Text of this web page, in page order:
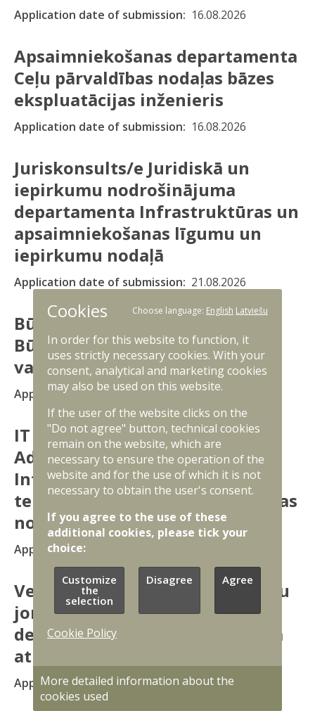
Application date of submission 16.08.2026
Apsaimniekošanas departamenta
Ceļu pārvaldības nodaļas bāzes
ekspluatācijas inženieris
Application date of submission 16.08.2026
Juriskonsults/e Juridiskā un
iepirkumu nodrošinājuma
departamenta Infrastruktūras un
apsaimniekošanas līgumu un
iepirkumu nodaļā
Application date of submission 21.08.2026
Būvniecības departamenta
Būvprojektu izstrādes nodaļas
vadītājs – arhitekts
Application date of submission 23.08.2026
IT sistēmu administrators
Administratīvais departaments
Informācijas un komunikācijas
tehnoloģiju (IKT) procesu vadības
nodaļa
Application date of submission
Vecākais eksperts elektroietaišu
jomā Apsaimniekošanas
departamenta Inženiertehniskā
atbalsta nodaļā
Application date of submission 30.08.2026
Cookies Choose language: English Latviešu
In order for this website to function, it
uses strictly necessary cookies. With your
consent, analytical and marketing cookies
may also be used on this website.
If the user of the website clicks on the
"Do not agree" button, technical cookies
remain on the website, which are
necessary to ensure the operation of the
website and for the use of which it is not
necessary to obtain the user's consent.
If you agree to the use of these
additional cookies, please tick your
choice:
Customize
the
selection
Disagree Agree
Cookie Policy
More detailed information about the
cookies used